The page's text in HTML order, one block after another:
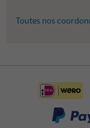
Toutes nos